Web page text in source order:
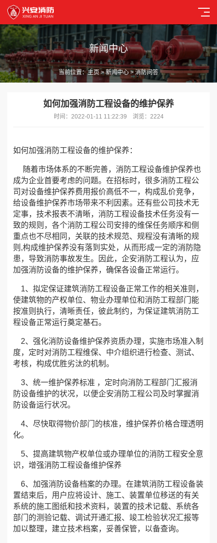
新闻中心
当前位置：主页>新闻中心 > 消防问答
如何加强消防工程设备的维护保养
时间：2022-01-11 11:22:39 浏览：2224
如何加强消防工程设备的维护保养：
随着市场体系的不断完善，消防工程设备维护保养也
成为企业首要考虑的问题。在招标时，很多消防工程公
司对设备维护保养费用报价高低不一，构成乱价竞争，
给设备维护保养市场带来不利因素。还有些公司技术无
定事，技术报表不清晰，消防工程设备技术任务没有一
致的规则，各个消防工程公司安排的维保任务顺序和侧
重点也不尽相同，关联的技术规范、规程没有清晰的规
则,构成维护保养没有落到实处，从而形成一定的消防隐
患，导致消防事故发生。因此，企安消防工程认为，应
加强消防设备的维护保养，确保各设备正常运行。
1、拟定保证建筑消防工程设备正常工作的相关准则，
使建筑物的产权单位、物业办理单位和消防工程部门能
按准则执行，清晰责任，彼此制约，为保证建筑消防工
程设备正常运行奠定基石。
2、强化消防设备维护保养资质办理，实施市场准入制
度，定时对消防工程维保、中介组织进行检查、测试、
考核，构成优胜劣汰的机制。
3、统一维护保养标准 ，定时向消防工程部门汇报消
防设备维护的状况，以便企安消防工程公司及时掌握消
防设备运行状况。
4、尽快取得物价部门的核准，维护保养价格合理透明
化。
5、提高建筑物产权单位或办理单位的消防工程安全意
识，增强消防工程设备维护保养
6、加强消防设备档案的办理。在建筑消防工程设备装
置结束后，用户应将设计、施工、装置单位移送的有关
系统的施工图纸和技术资料，装置的技术记载、系统各
部门的测验记载、调试开通汇报、竣工检验状况汇报等
加以整理，建立技术档案，妥善保管，以备查询。